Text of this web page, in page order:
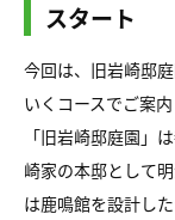
スタート
今回は、旧岩崎邸
いくコースでご案内
「旧岩崎邸庭園」
崎家の本邸として
は鹿鳴館を設計し